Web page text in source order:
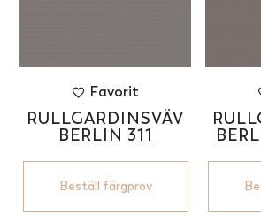
Favorit
RULLGARDINSVÄV
BERLIN 311
Beställ färgprov